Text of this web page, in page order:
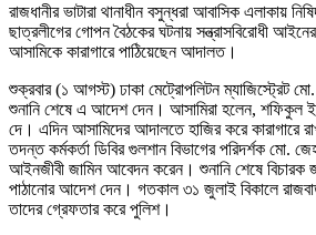
রাজধানীর ভাটারা থানাধীন বসুন্ধরা আবাসিক এলাকায়
ছাত্রলীগের গোপন বৈঠকের ঘটনায় সন্ত্রাসবিরোধী
আসামিকে কারাগারে পাঠিয়েছেন আদালত।
শুক্রবার (১ আগস্ট) ঢাকা মেট্রোপলিটন ম্যাজিস্ট্রেট
শুনানি শেষে এ আদেশ দেন। আসামিরা হলেন, শফিকুল
দে। এদিন আসামিদের আদালতে হাজির করে কারাগারে
তদন্ত কর্মকর্তা ডিবির গুলশান বিভাগের পরিদর্শক মো.
আইনজীবী জামিন আবেদন করেন। শুনানি শেষে বিচারক
পাঠানোর আদেশ দেন। গতকাল ৩১ জুলাই বিকালে
তাদের গ্রেফতার করে পুলিশ।